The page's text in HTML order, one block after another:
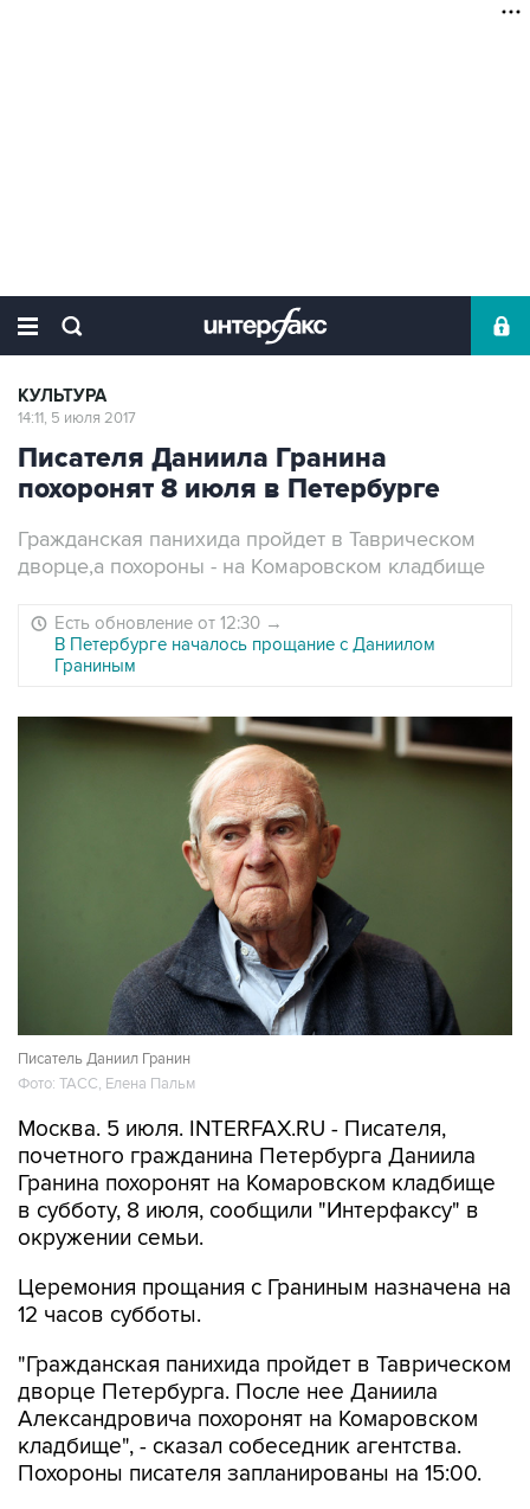
КУЛЬТУРА
14:11, 5 июля 2017
Писателя Даниила Гранина
похоронят 8 июля в Петербурге
Гражданская панихида пройдет в Таврическом
дворце,а похороны - на Комаровском кладбище
Есть обновление от 12:30 →
В Петербурге началось прощание с Даниилом
Граниным
Писатель Даниил Гранин
Фото: ТАСС, Елена Пальм
Москва. 5 июля. INTERFAX.RU - Писателя,
почетного гражданина Петербурга Даниила
Гранина похоронят на Комаровском кладбище
в субботу, 8 июля, сообщили "Интерфаксу" в
окружении семьи.
Церемония прощания с Граниным назначена на
12 часов субботы.
"Гражданская панихида пройдет в Таврическом
дворце Петербурга. После нее Даниила
Александровича похоронят на Комаровском
кладбище", - сказал собеседник агентства.
Похороны писателя запланированы на 15:00.